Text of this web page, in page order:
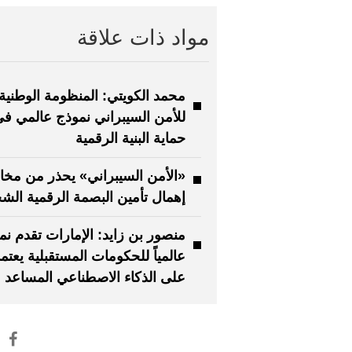
مواد ذات علاقة
محمد الكويتي: المنظومة
للأمن السيبراني نموذج عالمي
حماية البنية الرقمية
«الأمن السيبراني» يحذر من
إهمال تأمين البصمة الرقمية
منصور بن زايد: الإمارات تقدم
عالمياً للحكومات المستقبلية
على الذكاء الاصطناعي المساعد